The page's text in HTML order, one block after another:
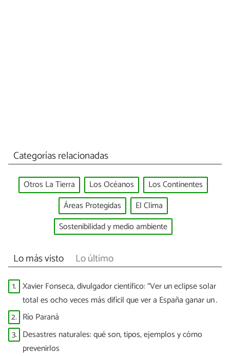
Categorías relacionadas
Otros La Tierra Los Océanos
Los Continentes
Áreas Protegidas
El Clima
Sostenibilidad y medio ambiente
Lo más visto Lo último
1. Xavier Fonseca, divulgador científico: “Ver un eclipse solar
total es ocho veces más difícil que ver a España ganar un
Mundial”
2. Río Paraná
3. Desastres naturales: qué son, tipos, ejemplos y cómo
prevenirlos